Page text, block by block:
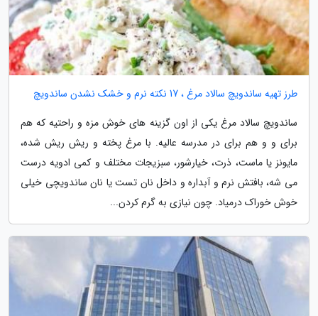
طرز تهیه ساندویچ سالاد مرغ ، 17 نکته نرم و خشک نشدن ساندویچ
ساندویچ سالاد مرغ یکی از اون گزینه های خوش مزه و راحتیه که هم
برای و و هم برای در مدرسه عالیه. با مرغ پخته و ریش ریش شده،
مایونز یا ماست، ذرت، خیارشور، سبزیجات مختلف و کمی ادویه درست
می شه، بافتش نرم و آبداره و داخل نان تست یا نان ساندویچی خیلی
خوش خوراک درمیاد. چون نیازی به گرم کردن...